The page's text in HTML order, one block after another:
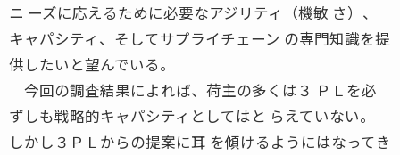
ニ ーズに応えるために必要なアジリティ（機敏 さ）、
キャパシティ、そしてサプライチェーン の専門知識を提
供したいと望んでいる。
今回の調査結果によれば、荷主の多くは３ ＰＬを必
ずしも戦略的キャパシティとしてはと らえていない。
しかし３ＰＬからの提案に耳 を傾けるようにはなってき